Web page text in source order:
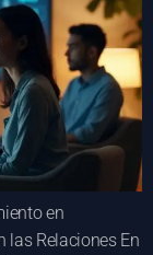
en
las Relaciones En